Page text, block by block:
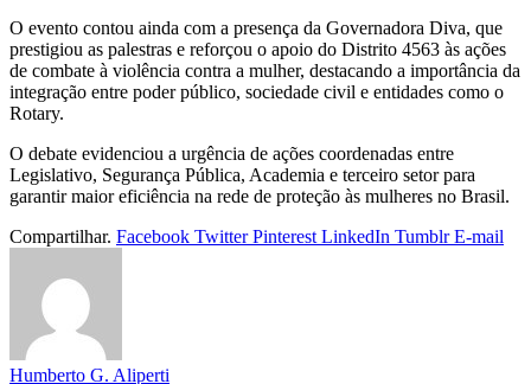
O evento contou ainda com a presença da Governadora Diva, que
prestigiou as palestras e reforçou o apoio do Distrito 4563 às ações
de combate à violência contra a mulher, destacando a importância da
integração entre poder público, sociedade civil e entidades como o
Rotary.
O debate evidenciou a urgência de ações coordenadas entre
Legislativo, Segurança Pública, Academia e terceiro setor para
garantir maior eficiência na rede de proteção às mulheres no Brasil.
Compartilhar. Facebook Twitter Pinterest LinkedIn Tumblr E-mail
Humberto G. Aliperti